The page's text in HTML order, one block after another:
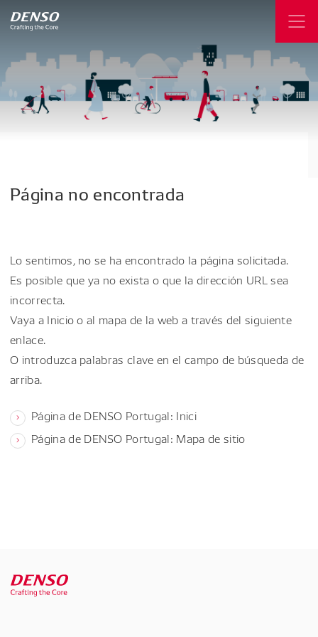
Página no encontrada
Lo sentimos, no se ha encontrado la página solicitada.
Es posible que ya no exista o que la dirección URL sea
incorrecta.
Vaya a Inicio o al mapa de la web a través del siguiente
enlace.
O introduzca palabras clave en el campo de búsqueda de
arriba.
Página de DENSO Portugal: Inici
Página de DENSO Portugal: Mapa de sitio